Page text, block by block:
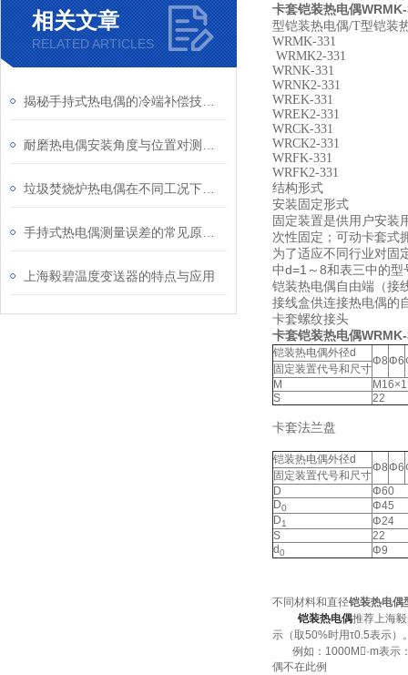
相关文章
RELATED ARTICLES
上海毅碧温度变送器的特点与应用
卡套铠装热电偶
型铠装热电偶/T型铠装
WRMK-331
WRMK2-331
WRNK-331
WRNK2-331
WREK-331
WREK2-331
WRCK-331
WRCK2-331
WRFK-331
WRFK2-331
结构形式
安装固定形式
固定装置是供用户安装
次性固定；可动卡套式
为了适应不同行业对固
中d=1～8和表三中的型
铠装热电偶自由端（接
接线盒供连接热电偶的
卡套螺纹接头
卡套铠装热电偶
铠装热电偶外径d
Φ8Φ6
固定装置代号和尺寸
M
S
22
卡套法兰盘
铠装热电偶外径d
Φ8Φ6
固定装置代号和尺寸
D
Φ60
D0
Φ45
D1
Φ24
S
22
d0 Φ9
不同材料和直径铠装热电偶
铠装热电偶推荐上海
示（取50%时用τ0.5表示）
例如： 1000M·m表示
偶不在此例